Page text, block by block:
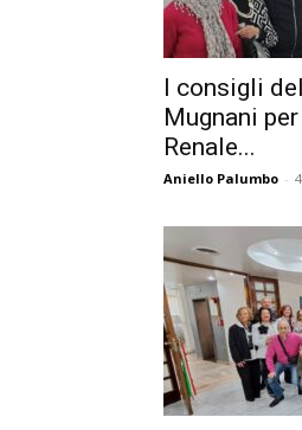
I consigli
Mugnani
Renale...
Aniello Palumbo -